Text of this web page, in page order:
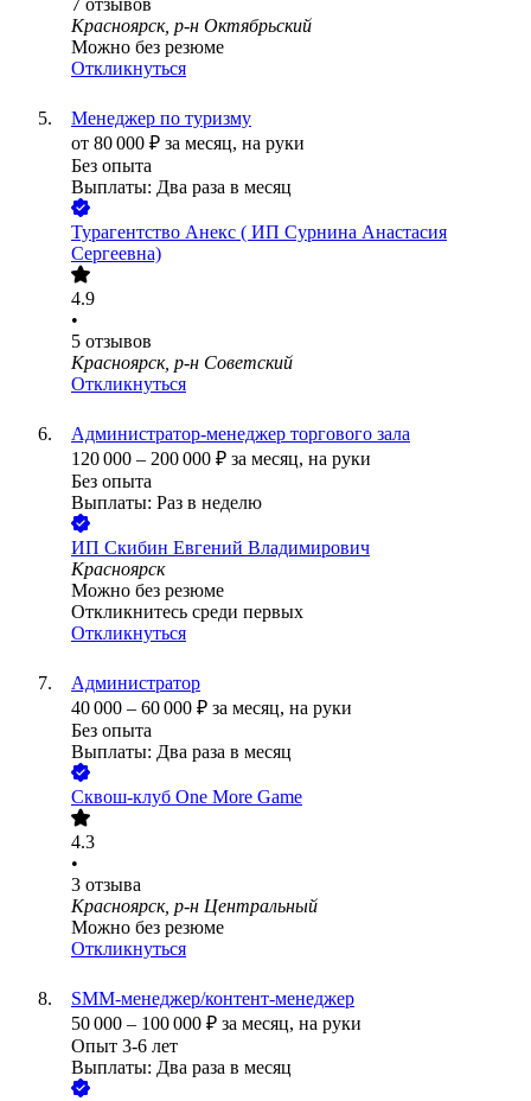
7 отзывов
Красноярск, р-н Октябрьский
Можно без резюме
Откликнуться
Менеджер по туризму
от 80 000 ₽ за месяц, на руки
Без опыта
Выплаты: Два раза в месяц
Турагентство Анекс ( ИП Сурнина Анастасия
Сергеевна)
4.9
•
5 отзывов
Красноярск, р-н Советский
Откликнуться
Администратор-менеджер торгового зала
120 000 – 200 000 ₽ за месяц, на руки
Без опыта
Выплаты: Раз в неделю
ИП Скибин Евгений Владимирович
Красноярск
Можно без резюме
Откликнитесь среди первых
Откликнуться
Администратор
40 000 – 60 000 ₽ за месяц, на руки
Без опыта
Выплаты: Два раза в месяц
Сквош-клуб One More Game
4.3
•
3 отзыва
Красноярск, р-н Центральный
Можно без резюме
Откликнуться
SMM-менеджер/контент-менеджер
50 000 – 100 000 ₽ за месяц, на руки
Опыт 3-6 лет
Выплаты: Два раза в месяц